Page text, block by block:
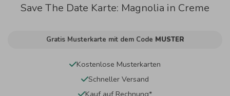
Save The Date Karte: Magnolia in Creme
Gratis Musterkarte mit dem Code MUSTER
Kostenlose Musterkarten
Schneller Versand
Kauf auf Rechnung*